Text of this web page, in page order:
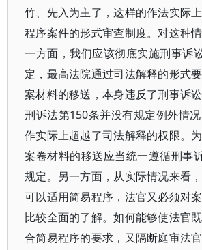
竹、先入为主了，这样的作法实际
程序案件的形式审查制度。对这种
一方面，我们应该彻底实施刑事诉
定，最高法院通过司法解释的形式
案材料的移送，本身违反了刑事诉
刑诉法第150条并没有规定例外情
作实际上超越了司法解释的权限。
案卷材料的移送应当统一遵循刑事
规定。另一方面，从实际情况来看
可以适用简易程序，法官又必须对
比较全面的了解。如何能够使法官
合简易程序的要求，又隔断庭审法